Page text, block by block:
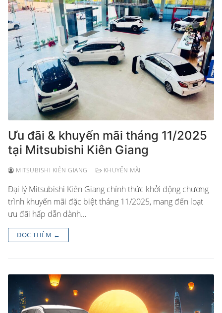
Ưu đãi & khuyến mãi tháng 11/2025
tại Mitsubishi Kiên Giang
MITSUBISHI KIÊN GIANG KHUYẾN MÃI
Đại lý Mitsubishi Kiên Giang chính thức khởi động chương
trình khuyến mãi đặc biệt tháng 11/2025, mang đến loạt
ưu đãi hấp dẫn dành…
ĐỌC THÊM ←